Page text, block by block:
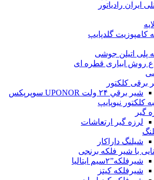
ایران رادیاتور
کامپوزیت گلدپایپ
پلی اتیلن جوشی
روش ابیاری قطره ای
برقی کلکتور
شير برقي ۲۴ ولت UPONOR سوپرپکس
کلکتور نیوپایپ
گیر
لرزه گیر ارتعاشات
شیلنگ داراکار
با شیر فلکه برنجی
شیرفلکه”۲سیم ایتالیا
شیرفلکه کیتز